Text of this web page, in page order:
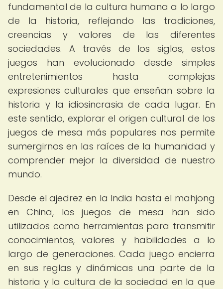
fundamental de la cultura humana a lo largo
de la historia, reflejando las tradiciones,
creencias y valores de las diferentes
sociedades. A través de los siglos, estos
juegos han evolucionado desde simples
entretenimientos hasta complejas
expresiones culturales que enseñan sobre la
historia y la idiosincrasia de cada lugar. En
este sentido, explorar el origen cultural de los
juegos de mesa más populares nos permite
sumergirnos en las raíces de la humanidad y
comprender mejor la diversidad de nuestro
mundo.
Desde el ajedrez en la India hasta el mahjong
en China, los juegos de mesa han sido
utilizados como herramientas para transmitir
conocimientos, valores y habilidades a lo
largo de generaciones. Cada juego encierra
en sus reglas y dinámicas una parte de la
historia y la cultura de la sociedad en la que